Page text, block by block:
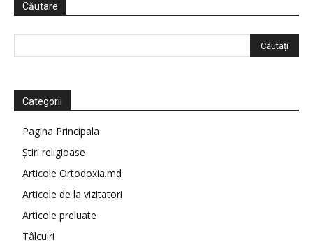
Căutare
Categorii
Pagina Principala
Știri religioase
Articole Ortodoxia.md
Articole de la vizitatori
Articole preluate
Tâlcuiri